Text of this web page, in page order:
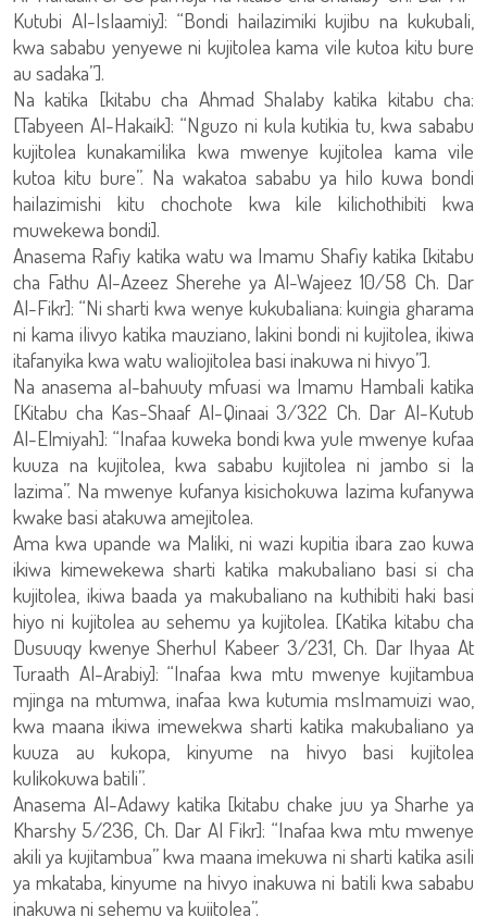
Kutubi Al-Islaamiy]: “Bondi hailazimiki kujibu na kukubali,
kwa sababu yenyewe ni kujitolea kama vile kutoa kitu bure
au sadaka”].
Na katika [kitabu cha Ahmad Shalaby katika kitabu cha:
[Tabyeen Al-Hakaik]: “Nguzo ni kula kutikia tu, kwa sababu
kujitolea kunakamilika kwa mwenye kujitolea kama vile
kutoa kitu bure”. Na wakatoa sababu ya hilo kuwa bondi
hailazimishi kitu chochote kwa kile kilichothibiti kwa
muwekewa bondi].
Anasema Rafiy katika watu wa Imamu Shafiy katika [kitabu
cha Fathu Al-Azeez Sherehe ya Al-Wajeez 10/58 Ch. Dar
Al-Fikr]: “Ni sharti kwa wenye kukubaliana: kuingia gharama
ni kama ilivyo katika mauziano, lakini bondi ni kujitolea, ikiwa
itafanyika kwa watu waliojitolea basi inakuwa ni hivyo”].
Na anasema al-bahuuty mfuasi wa Imamu Hambali katika
[Kitabu cha Kas-Shaaf Al-Qinaai 3/322 Ch. Dar Al-Kutub
Al-Elmiyah]: “Inafaa kuweka bondi kwa yule mwenye kufaa
kuuza na kujitolea, kwa sababu kujitolea ni jambo si la
lazima”. Na mwenye kufanya kisichokuwa lazima kufanywa
kwake basi atakuwa amejitolea.
Ama kwa upande wa Maliki, ni wazi kupitia ibara zao kuwa
ikiwa kimewekewa sharti katika makubaliano basi si cha
kujitolea, ikiwa baada ya makubaliano na kuthibiti haki basi
hiyo ni kujitolea au sehemu ya kujitolea. [Katika kitabu cha
Dusuuqy kwenye Sherhul Kabeer 3/231, Ch. Dar Ihyaa At
Turaath Al-Arabiy]: “Inafaa kwa mtu mwenye kujitambua
mjinga na mtumwa, inafaa kwa kutumia msImamuizi wao,
kwa maana ikiwa imewekwa sharti katika makubaliano ya
kuuza au kukopa, kinyume na hivyo basi kujitolea
kulikokuwa batili”.
Anasema Al-Adawy katika [kitabu chake juu ya Sharhe ya
Kharshy 5/236, Ch. Dar Al Fikr]: “Inafaa kwa mtu mwenye
akili ya kujitambua” kwa maana imekuwa ni sharti katika asili
ya mkataba, kinyume na hivyo inakuwa ni batili kwa sababu
inakuwa ni sehemu ya kujitolea”.